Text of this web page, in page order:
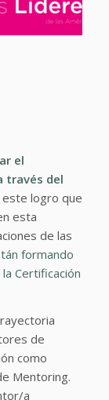
el
través del
logro que
esta
de las
formando
Certificación
de
como
Mentoring.
a